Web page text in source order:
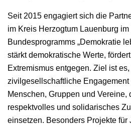
Seit 2015 engagiert sich die
im Kreis Herzogtum Lauenburg
Bundesprogramms „Demokratie
stärkt demokratische Werte,
Extremismus entgegen. Ziel ist
zivilgesellschaftliche
Menschen, Gruppen und Vereine,
respektvolles und solidarisches
einsetzen. Besonders Projekte